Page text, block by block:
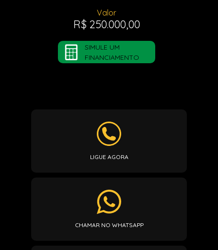
Valor
R$ 250.000,00
SIMULE UM
FINANCIAMENTO
LIGUE AGORA
CHAMAR NO WHATSAPP